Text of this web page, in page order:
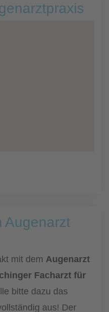
Augenarzt
mit dem Augenarzt
Facharzt für
bitte dazu das
aus! Der